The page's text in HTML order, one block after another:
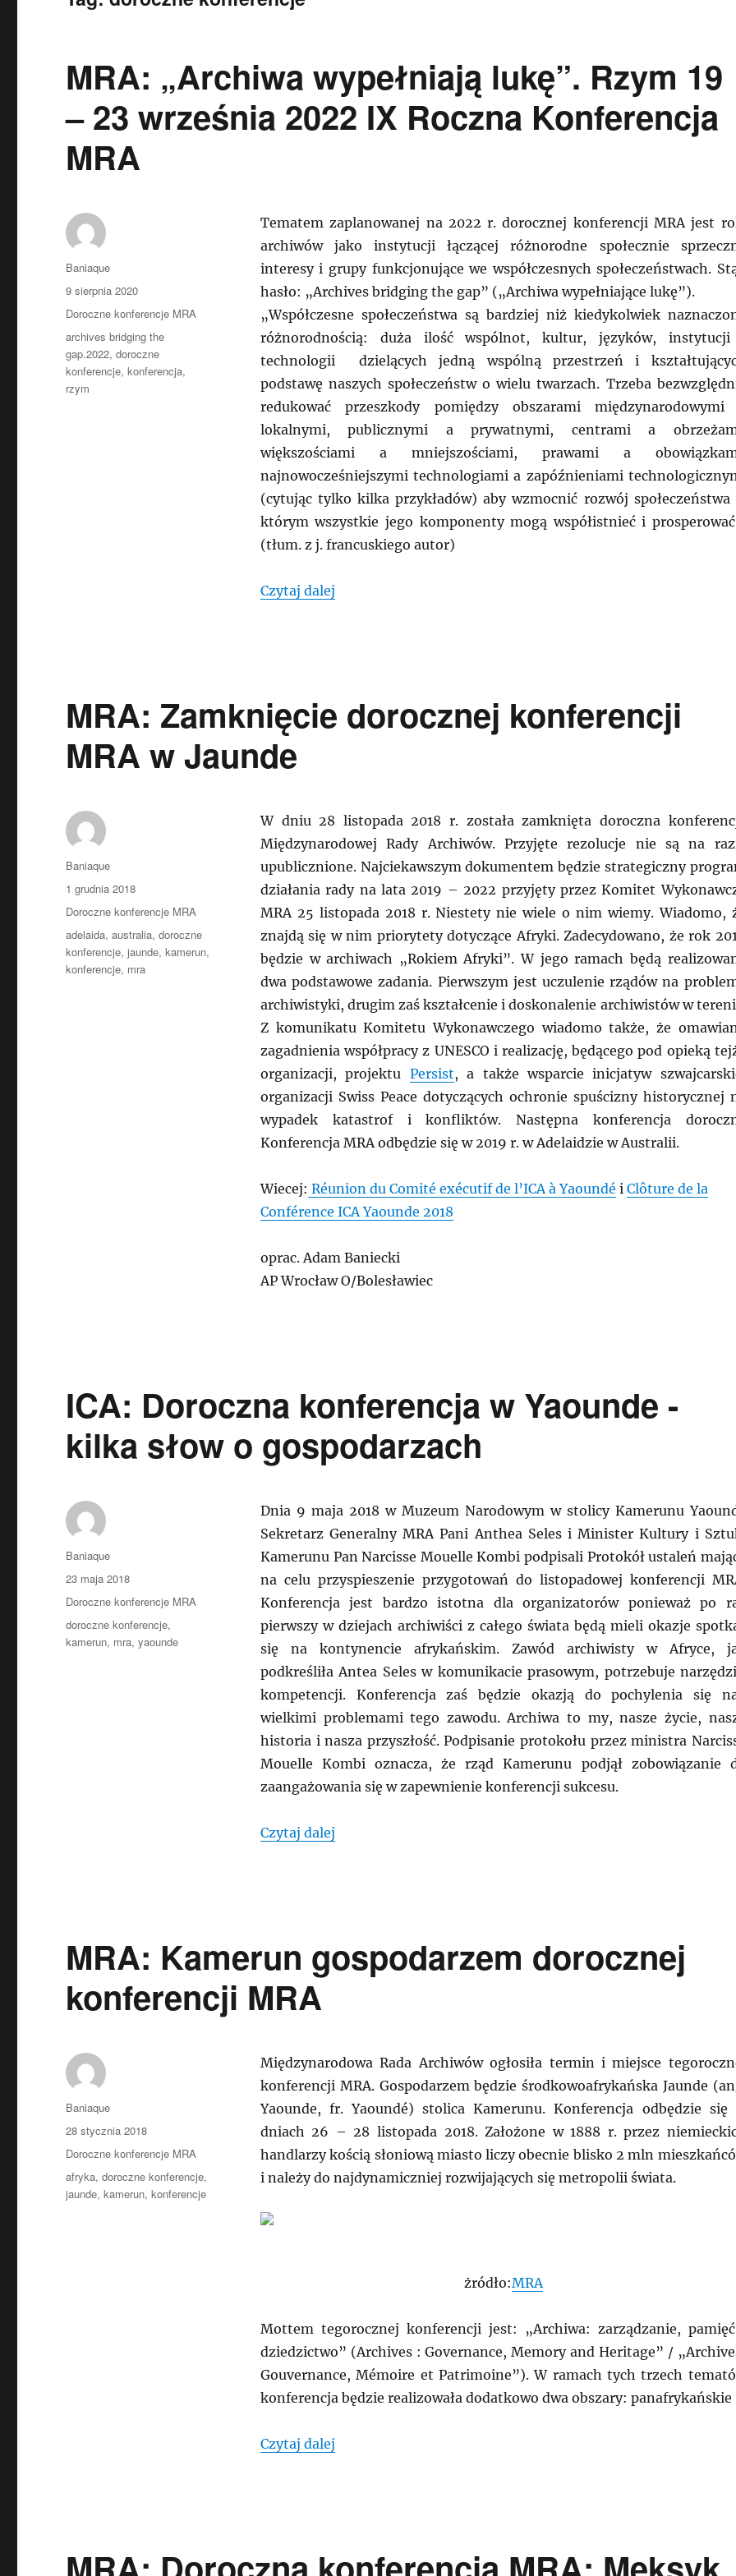
MRA: „Archiwa wypełniają lukę”. Rzym 19
– 23 września 2022 IX Roczna Konferencja
MRA
Tematem zaplanowanej na 2022 r. dorocznej konferencji MRA jest
archiwów jako instytucji łączącej różnorodne społecznie
interesy i grupy funkcjonujące we współczesnych społeczeństwach.
hasło: „Archives bridging the gap” („Archiwa wypełniające lukę”).
„Współczesne społeczeństwa są bardziej niż kiedykolwiek
różnorodnością: duża ilość wspólnot, kultur, języków,
technologii dzielących jedną wspólną przestrzeń i
podstawę naszych społeczeństw o wielu twarzach. Trzeba
redukować przeszkody pomiędzy obszarami międzynarodowymi
lokalnymi, publicznymi a prywatnymi, centrami a
większościami a mniejszościami, prawami a
najnowocześniejszymi technologiami a zapóźnieniami
(cytując tylko kilka przykładów) aby wzmocnić rozwój społeczeństwa
którym wszystkie jego komponenty mogą współistnieć i
(tłum. z j. francuskiego autor)
Czytaj dalej„MRA: „Archiwa wypełniają lukę”. Rzym 19 – 23 września
Autor
Baniaque
Data
publikacji
9 sierpnia 2020
Kategorie
Doroczne konferencje MRA
Tagi
archives bridging the
gap.2022,doroczne
konferencje,konferencja,
rzym
MRA: Zamknięcie dorocznej konferencji
MRA w Jaunde
W dniu 28 listopada 2018 r. została zamknięta doroczna
Międzynarodowej Rady Archiwów. Przyjęte rezolucje nie są na
upublicznione. Najciekawszym dokumentem będzie strategiczny
działania rady na lata 2019 – 2022 przyjęty przez Komitet
MRA 25 listopada 2018 r. Niestety nie wiele o nim wiemy. Wiadomo,
znajdą się w nim priorytety dotyczące Afryki. Zadecydowano, że rok
będzie w archiwach „Rokiem Afryki”. W jego ramach będą
dwa podstawowe zadania. Pierwszym jest uczulenie rządów na
archiwistyki, drugim zaś kształcenie i doskonalenie archiwistów w
Z komunikatu Komitetu Wykonawczego wiadomo także, że
zagadnienia współpracy z UNESCO i realizację, będącego pod opieką
organizacji, projektu Persist, a także wsparcie inicjatyw
organizacji Swiss Peace dotyczących ochronie spuścizny historycznej
wypadek katastrof i konfliktów. Następna konferencja
Konferencja MRA odbędzie się w 2019 r. w Adelaidzie w Australii.
Wiecej: Réunion du Comité exécutif de l’ICA à Yaoundé i Clôture de la
Conférence ICA Yaounde 2018
oprac. Adam Baniecki
AP Wrocław O/Bolesławiec
Autor
Baniaque
Data
publikacji
1 grudnia 2018
Kategorie
Doroczne konferencje MRA
Tagi
adelaida,australia,doroczne
konferencje,jaunde,kamerun,
konferencje, mra
ICA: Doroczna konferencja w Yaounde -
kilka słow o gospodarzach
Dnia 9 maja 2018 w Muzeum Narodowym w stolicy Kamerunu
Sekretarz Generalny MRA Pani Anthea Seles i Minister Kultury i
Kamerunu Pan Narcisse Mouelle Kombi podpisali Protokół ustaleń
na celu przyspieszenie przygotowań do listopadowej konferencji
Konferencja jest bardzo istotna dla organizatorów ponieważ po
pierwszy w dziejach archiwiści z całego świata będą mieli okazje
się na kontynencie afrykańskim. Zawód archiwisty w Afryce,
podkreśliła Antea Seles w komunikacie prasowym, potrzebuje
kompetencji. Konferencja zaś będzie okazją do pochylenia się
wielkimi problemami tego zawodu. Archiwa to my, nasze życie,
historia i nasza przyszłość. Podpisanie protokołu przez ministra
Mouelle Kombi oznacza, że rząd Kamerunu podjął zobowiązanie
zaangażowania się w zapewnienie konferencji sukcesu.
Czytaj dalej„ICA: Doroczna konferencja w Yaounde -kilka słow o
Autor
Baniaque
Data
publikacji
23 maja 2018
Kategorie
Doroczne konferencje MRA
Tagi
doroczne konferencje,
kamerun, mra,yaounde
MRA: Kamerun gospodarzem dorocznej
konferencji MRA
Międzynarodowa Rada Archiwów ogłosiła termin i miejsce
konferencji MRA. Gospodarzem będzie środkowoafrykańska Jaunde
Yaounde, fr. Yaoundé) stolica Kamerunu. Konferencja odbędzie się
dniach 26 – 28 listopada 2018. Założone w 1888 r. przez
handlarzy kością słoniową miasto liczy obecnie blisko 2 mln
i należy do najdynamiczniej rozwijających się metropolii świata.
żródło:MRA
Mottem tegorocznej konferencji jest: „Archiwa: zarządzanie,
dziedzictwo” (Archives : Governance, Memory and Heritage” /
Gouvernance, Mémoire et Patrimoine”). W ramach tych trzech
konferencja będzie realizowała dodatkowo dwa obszary: panafrykańskie
Czytaj dalej„MRA: Kamerun gospodarzem dorocznej konferencji MRA”
Autor
Baniaque
Data
publikacji
28 stycznia 2018
Kategorie
Doroczne konferencje MRA
Tagi
afryka,doroczne konferencje,
jaunde,kamerun,konferencje